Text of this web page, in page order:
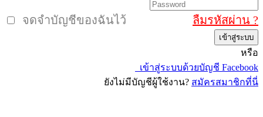
จดจำบัญชีของฉันไว้ ลืมรหัสผ่าน ?
เข้าสู่ระบบ
หรือ
เข้าสู่ระบบด้วยบัญชี Facebook
ยังไม่มีบัญชีผู้ใช้งาน? สมัครสมาชิกที่นี่